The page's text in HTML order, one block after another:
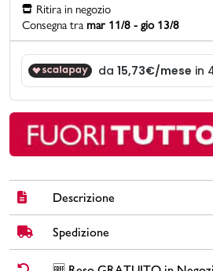
contatti
pcard
Gift card
Ritira in negozio
Consegna tra mar 11/8 - gio 13/8
Descrizione
Mocassini da uomo Geox Connery
nero, logo e mascherina tono su tono.
Spedizione
✅ Spedizione Standard GRATUITA DA €